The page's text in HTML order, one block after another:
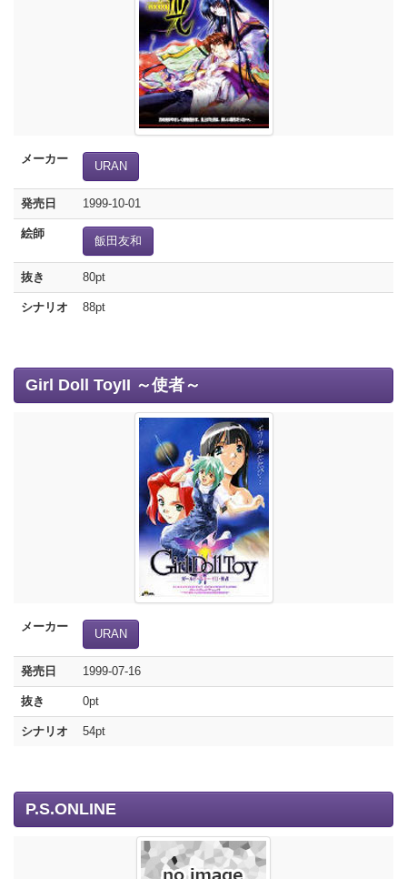
メーカー
URAN
発売日 1999-10-01
絵師
飯田友和
抜き 80pt
シナリオ 88pt
Girl Doll ToyII ～使者～
メーカー
URAN
発売日 1999-07-16
抜き 0pt
シナリオ 54pt
P.S.ONLINE